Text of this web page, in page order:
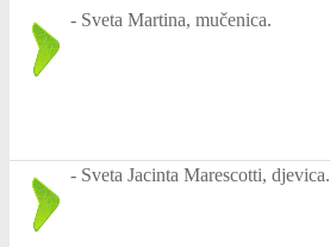
- Sveta Martina, mučenica.
- Sveta Jacinta Marescotti, djevica.